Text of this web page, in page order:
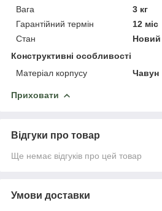
Вага
3 кг
Гарантійний термін
12 міс
Стан
Новий
Конструктивні особливості
Матеріал корпусу
Чавун
Приховати
Відгуки про товар
Ще немає відгуків про цей товар
Умови доставки